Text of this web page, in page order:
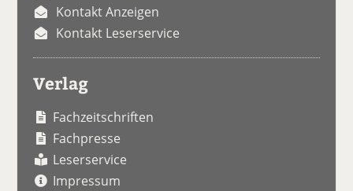
Kontakt Anzeigen
Kontakt Leserservice
Verlag
Fachzeitschriften
Fachpresse
Leserservice
Impressum